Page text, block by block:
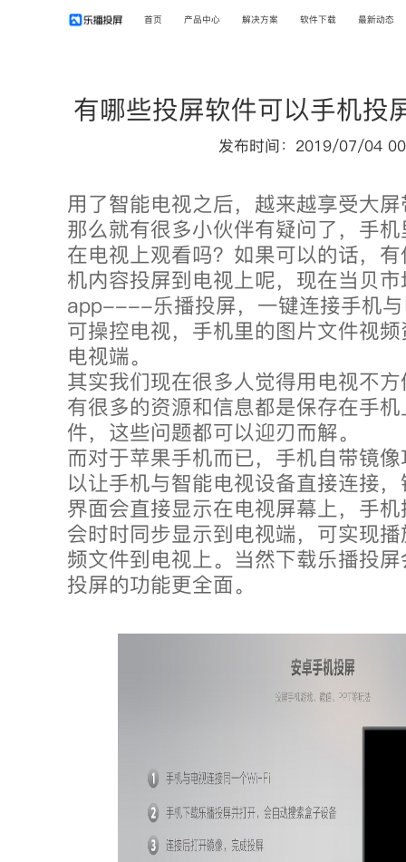
首页 产品中心 解决方案 软件下载 最新动态
有哪些投屏软件可以手机投
发布时间：2019/07/04
用了智能电视之后，越来越享受大
那么就有很多小伙伴有疑问了，手
在电视上观看吗？如果可以的话，
机内容投屏到电视上呢，现在当贝
app----乐播投屏，一键连接手机与
可操控电视，手机里的图片文件视
电视端。
其实我们现在很多人觉得用电视不
有很多的资源和信息都是保存在手
件，这些问题都可以迎刃而解。
而对于苹果手机而已，手机自带镜
以让手机与智能电视设备直接连接
界面会直接显示在电视屏幕上，手
会时时同步显示到电视端，可实现
频文件到电视上。当然下载乐播投
投屏的功能更全面。